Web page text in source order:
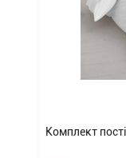
Комплект